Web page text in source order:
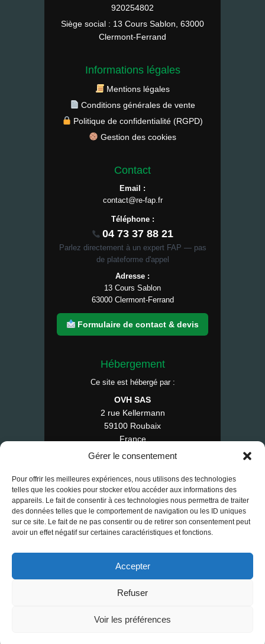
Gérer le consentement
Pour offrir les meilleures expériences, nous utilisons des technologies
telles que les cookies pour stocker et/ou accéder aux informations des
appareils. Le fait de consentir à ces technologies nous permettra de traiter
des données telles que le comportement de navigation ou les ID uniques
sur ce site. Le fait de ne pas consentir ou de retirer son consentement peut
avoir un effet négatif sur certaines caractéristiques et fonctions.
Accepter
Refuser
Voir les préférences
920254802
Siège social : 13 Cours Sablon, 63000
Clermont-Ferrand
Informations légales
Mentions légales
Conditions générales de vente
Politique de confidentialité (RGPD)
Gestion des cookies
Contact
Email :
contact@re-fap.fr
Téléphone :
04 73 37 88 21
Parlez directement à un expert FAP — pas
de plateforme d'appel
Adresse :
13 Cours Sablon
63000 Clermont-Ferrand
Formulaire de contact & devis
Hébergement
Ce site est hébergé par :
OVH SAS
2 rue Kellermann
59100 Roubaix
France
Tél : 1007
© 2025 RE-FAP — Tous droits réservés.
Contact • Mentions légales • CGV
•
RGPD
• Cookies